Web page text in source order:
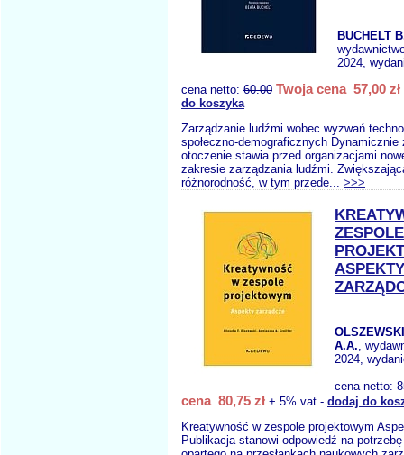
BUCHELT
2024,
cena netto: 60.00 Twoja cena 57,00 zł
do koszyka
Zarządzanie ludźmi wobec wyzwań
społeczno-demograficznych
otoczenie stawia przed organizacjami
zakresie zarządzania ludźmi.
różnorodność, w tym przede... >>>
ZESPOLE
ASPEKTY
A.A.,
2024,
cena netto:
cena 80,75 zł + 5% vat - dodaj do
Kreatywność w zespole projektowym
Publikacja stanowi odpowiedź na